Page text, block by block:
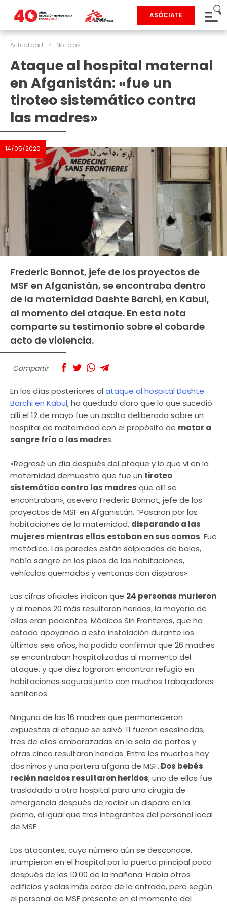
ASÓCIATE
Actualidad > Noticias
Ataque al hospital maternal
en Afganistán: «fue un
tiroteo sistemático contra
las madres»
14/05/2020
Frederic Bonnot, jefe de los proyectos de
MSF en Afganistán, se encontraba dentro
de la maternidad Dashte Barchi, en Kabul,
al momento del ataque. En esta nota
comparte su testimonio sobre el cobarde
acto de violencia.
Compartir
En los días posteriores al ataque al hospital Dashte
Barchi en Kabul, ha quedado claro que lo que sucedió
allí el 12 de mayo fue un asalto deliberado sobre un
hospital de maternidad con el propósito de matar a
sangre fría a las madres.
«Regresé un día después del ataque y lo que vi en la
maternidad demuestra que fue un tiroteo
sistemático contra las madres que allí se
encontraban», asevera Frederic Bonnot, jefe de los
proyectos de MSF en Afganistán. “Pasaron por las
habitaciones de la maternidad, disparando a las
mujeres mientras ellas estaban en sus camas. Fue
metódico. Las paredes están salpicadas de balas,
había sangre en los pisos de las habitaciones,
vehículos quemados y ventanas con disparos».
Las cifras oficiales indican que 24 personas murieron
y al menos 20 más resultaron heridas, la mayoría de
ellas eran pacientes. Médicos Sin Fronteras, que ha
estado apoyando a esta instalación durante los
últimos seis años, ha podido confirmar que 26 madres
se encontraban hospitalizadas al momento del
ataque, y que diez lograron encontrar refugio en
habitaciones seguras junto con muchos trabajadores
sanitarios.
Ninguna de las 16 madres que permanecieron
expuestas al ataque se salvó: 11 fueron asesinadas,
tres de ellas embarazadas en la sala de partos y
otras cinco resultaron heridas. Entre los muertos hay
dos niños y una partera afgana de MSF. Dos bebés
recién nacidos resultaron heridos, uno de ellos fue
trasladado a otro hospital para una cirugía de
emergencia después de recibir un disparo en la
pierna, al igual que tres integrantes del personal local
de MSF.
Los atacantes, cuyo número aún se desconoce,
irrumpieron en el hospital por la puerta principal poco
después de las 10:00 de la mañana. Había otros
edificios y salas más cerca de la entrada, pero según
el personal de MSF presente en el momento del